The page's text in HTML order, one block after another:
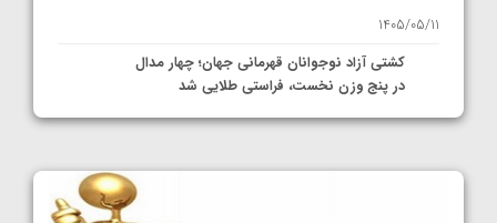
1405/05/11
کشتی آزاد نوجوانان قهرمانی جهان؛ چهار مدال
در پنج وزن نخست، فراستی طلایی شد
1405/05/11